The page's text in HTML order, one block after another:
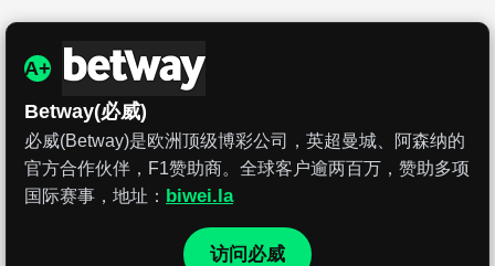
A+
Betway(必威)
必威(Betway)是欧洲顶级博彩公司，英超曼城、阿森纳的
官方合作伙伴，F1赞助商。全球客户逾两百万，赞助多项
国际赛事，地址： biwei.la
访问必威